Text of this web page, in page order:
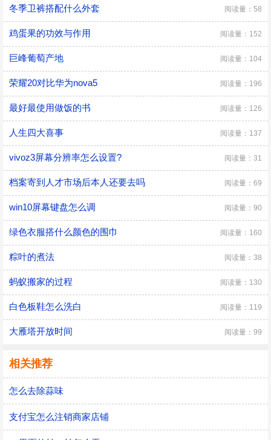
冬季卫裤搭配什么外套 阅读量：58
鸡蛋果的功效与作用 阅读量：152
巨峰葡萄产地 阅读量：104
荣耀20对比华为nova5 阅读量：196
最好最使用做饭的书 阅读量：126
人生四大喜事 阅读量：137
vivoz3屏幕分辨率怎么设置? 阅读量：31
档案寄到人才市场后本人还要去吗 阅读量：69
win10屏幕键盘怎么调 阅读量：90
绿色衣服搭什么颜色的围巾 阅读量：160
粽叶的煮法 阅读量：38
蚂蚁搬家的过程 阅读量：130
白色板鞋怎么洗白 阅读量：119
大雁塔开放时间 阅读量：99
相关推荐
怎么去除蒜味
支付宝怎么注销商家店铺